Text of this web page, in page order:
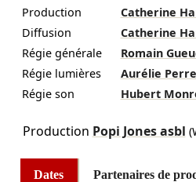
Production
Catherine
Diffusion
Catherine
Régie générale
Romain
Régie lumières
Aurélie
Régie son
Hubert
Production Popi Jones asbl
Dates Partenaires de